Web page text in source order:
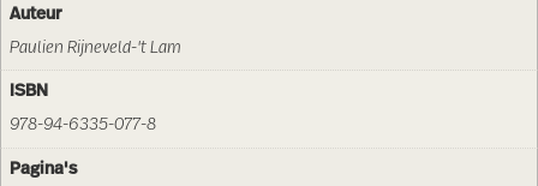
Auteur
Paulien Rijneveld-'t Lam
ISBN
978-94-6335-077-8
Pagina's